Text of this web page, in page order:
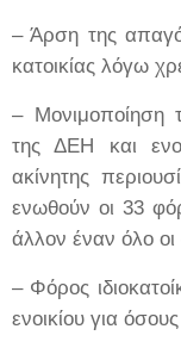
– Άρση της
κατοικίας λόγω
– Μονιμοποίηση
της ΔΕΗ και
ακίνητης
ενωθούν οι 33
άλλον έναν όλο
– Φόρος
ενοικίου για